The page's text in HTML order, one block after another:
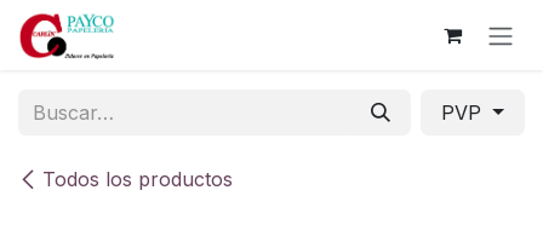
Ir al contenido
Todos los productos
PVP